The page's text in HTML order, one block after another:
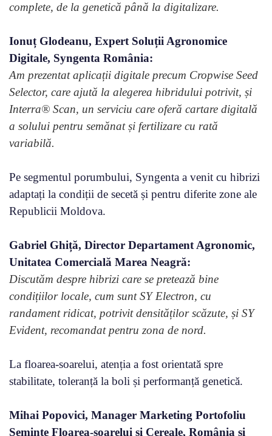
complete, de la genetică până la digitalizare.
Ionuț Glodeanu, Expert Soluții Agronomice
Digitale, Syngenta România:
Am prezentat aplicații digitale precum Cropwise Seed
Selector, care ajută la alegerea hibridului potrivit, și
Interra® Scan, un serviciu care oferă cartare digitală
a solului pentru semănat și fertilizare cu rată
variabilă.
Pe segmentul porumbului, Syngenta a venit cu hibrizi
adaptați la condiții de secetă și pentru diferite zone ale
Republicii Moldova.
Gabriel Ghiță, Director Departament Agronomic,
Unitatea Comercială Marea Neagră:
Discutăm despre hibrizi care se pretează bine
condițiilor locale, cum sunt SY Electron, cu
randament ridicat, potrivit densităților scăzute, și SY
Evident, recomandat pentru zona de nord.
La floarea-soarelui, atenția a fost orientată spre
stabilitate, toleranță la boli și performanță genetică.
Mihai Popovici, Manager Marketing Portofoliu
Semințe Floarea-soarelui și Cereale, România și